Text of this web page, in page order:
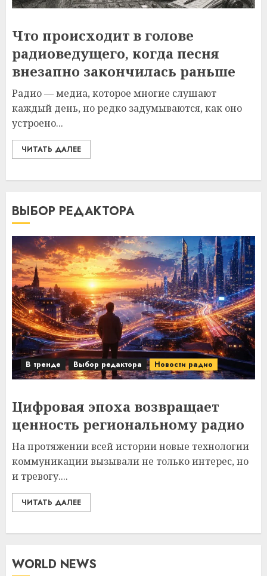
Что происходит в голове
радиоведущего, когда песня
внезапно закончилась раньше
Радио — медиа, которое многие слушают
каждый день, но редко задумываются, как оно
устроено...
ЧИТАТЬ ДАЛЕЕ
ВЫБОР РЕДАКТОРА
В тренде Выбор редактора Новости радио
Цифровая эпоха возвращает
ценность региональному радио
На протяжении всей истории новые технологии
коммуникации вызывали не только интерес, но
и тревогу....
ЧИТАТЬ ДАЛЕЕ
WORLD NEWS